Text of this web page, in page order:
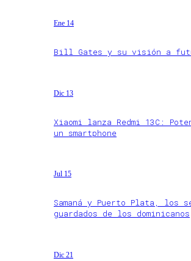
Ene 14
Bill Gates y su visión a
Dic 13
Xiaomi lanza Redmi 13C:
un smartphone
Jul 15
Samaná y Puerto Plata, los
guardados de los dominicanos
Dic 21